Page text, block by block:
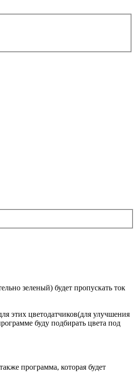
зеленый) будет пропускать ток
этих цветодатчиков(для улучшения
буду подбирать цвета под
программа, которая будет